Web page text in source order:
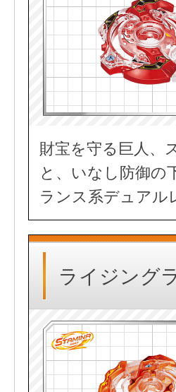
財宝を守る巨人、
と、いなし防御の
ランス系デュアル
ライジング